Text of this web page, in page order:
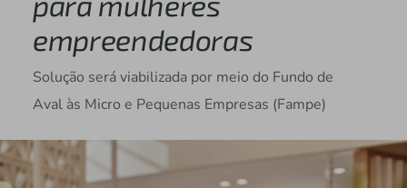
empreendedoras
Solução será viabilizada por meio do Fundo de
Aval às Micro e Pequenas Empresas (Fampe)